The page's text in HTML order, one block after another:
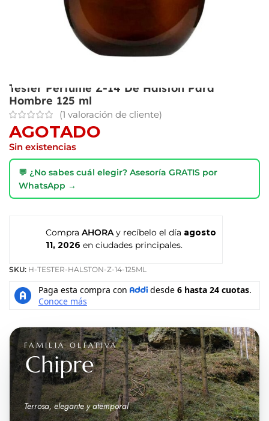
Tester Perfume Z-14 De Halston Para
Hombre 125 ml
(1 valoración de cliente)
AGOTADO
Sin existencias
💬 ¿No sabes cuál elegir? Asesoría GRATIS por
WhatsApp →
Compra AHORA y recíbelo el día agosto
11, 2026 en ciudades principales.
SKU: H-TESTER-HALSTON-Z-14-125ML
FAMILIA OLFATIVA
Chipre
Terrosa, elegante y atemporal